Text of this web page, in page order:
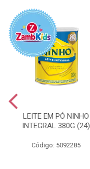
LEITE EM PÓ NINHO
INTEGRAL 380G (24)
Código: 5092285